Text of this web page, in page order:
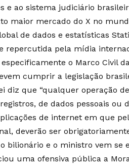
e ao sistema judiciário
maior mercado do X no
de dados e estatísticas
repercutida pela mídia
o Marco Civil
cumprir a legislação
diz que “qualquer operação
de dados pessoais ou
de internet em que
deverão ser
bilionário e o ministro vem se
uma ofensiva pública a